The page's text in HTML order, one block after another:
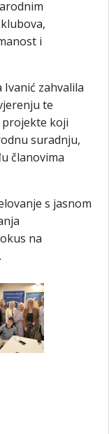
i
zahvalila
te
koji
suradnju,
članovima
s jasnom
na